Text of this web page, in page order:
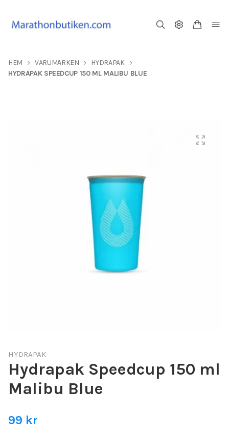
HEM VARUMÄRKEN
HYDRAPAK
HYDRAPAK SPEEDCUP 150 ML MALIBU BLUE
HYDRAPAK
Hydrapak Speedcup 150 ml
Malibu Blue
99 kr